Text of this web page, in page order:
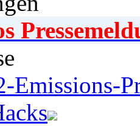
Emissions-